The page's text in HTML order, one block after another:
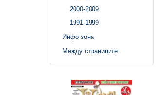
2000-2009
1991-1999
Инфо зона
Между страниците